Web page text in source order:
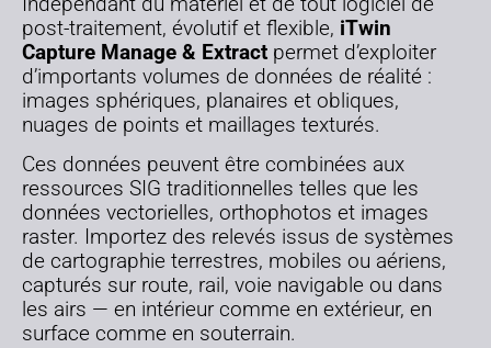
post-traitement, évolutif et flexible, iTwin
Capture Manage & Extract permet d’exploiter
d’importants volumes de données de réalité :
images sphériques, planaires et obliques,
nuages de points et maillages texturés.
Ces données peuvent être combinées aux
ressources SIG traditionnelles telles que les
données vectorielles, orthophotos et images
raster. Importez des relevés issus de systèmes
de cartographie terrestres, mobiles ou aériens,
capturés sur route, rail, voie navigable ou dans
les airs — en intérieur comme en extérieur, en
surface comme en souterrain.